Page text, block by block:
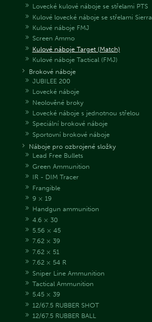
Lovecké kulové náboje se střelami PTS
Kulové lovecké náboje se střelami Sierra
Kulové náboje FMJ
Screen Ammo
Kulové náboje Target (Match)
Kulové náboje Tactical (FMJ)
Brokové náboje
JUBILEE 200
Lovecké náboje
Neolověné broky
Lovecké náboje s jednotnou střelou
Speciální brokové náboje
Sportovní brokové náboje
Náboje pro ozbrojené složky
Lead Free Bullets
Green Ammunition
IR - DIM Tracer
Frangible
9 × 19
Handgun ammunition
4.6 × 30
5.56 × 45
7.62 × 39
7.62 × 51
7.62 × 54 R
Sniper Line Ammunition
Tactical Ammunition
5.45 × 39
12/67.5 RUBBER SHOT
12/67.5 RUBBER BALL